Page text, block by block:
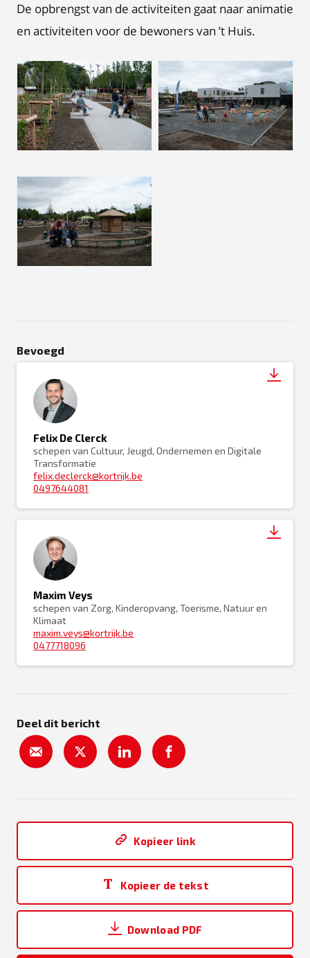
De opbrengst van de activiteiten gaat naar animatie
en activiteiten voor de bewoners van ’t Huis.
JPEG JPEG
JPEG
Bevoegd
Felix De Clerck
schepen van Cultuur, Jeugd, Ondernemen en Digitale
Transformatie
felix.declerck@kortrijk.be
0497644081
Maxim Veys
schepen van Zorg, Kinderopvang, Toerisme, Natuur en
Klimaat
maxim.veys@kortrijk.be
0477718096
Deel dit bericht
Kopieer link
Kopieer de tekst
Download PDF